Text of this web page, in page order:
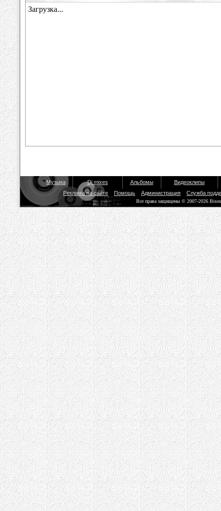
Музыка Dj mixes Альбомы
Видеоклипы
Реклама на сайте
Помощь Администрация Служба
Все права защищены © 2007-2026